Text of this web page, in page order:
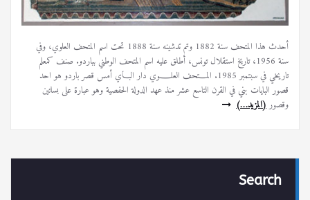
أحدث هذا المتحف سنة 1882 وتم تدشينه سنة 1888 تحت اسم المتحف العلوي، وفي
سنة 1956، تاريخ استقلال تونس، أطلق عليه اسم المتحف الوطني بباردو. صنف كمعلم
تاريخي في سبتمبر 1985. المـــتحف العلــــوي دار البــاي أمس قصر باردو هو احد
قصور البايات بني في القرن التاسع عشر منذ عهد الدولة الحفصية وهو عبارة على بساتين
وقصور(المزيد…)
Search